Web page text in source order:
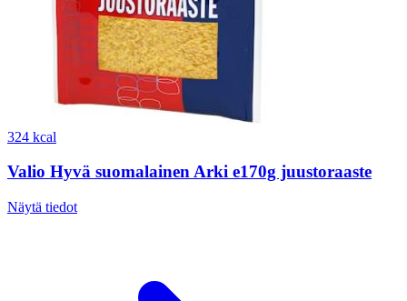
324 kcal
Valio Hyvä suomalainen Arki e170g juustoraaste
Näytä tiedot